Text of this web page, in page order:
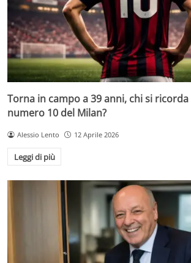
Torna in campo a 39 anni, chi si
numero 10 del Milan?
Alessio Lento 12 Aprile 2026
Leggi di più